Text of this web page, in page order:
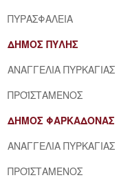
ΠΥΡΑΣΦΑΛΕΙΑ
ΔΗΜΟΣ ΠΥΛΗΣ
ΑΝΑΓΓΕΛΙΑ ΠΥΡΚΑΓΙΑΣ
ΠΡΟΪΣΤΑΜΕΝΟΣ
ΔΗΜΟΣ ΦΑΡΚΑΔΟΝΑΣ
ΑΝΑΓΓΕΛΙΑ ΠΥΡΚΑΓΙΑΣ
ΠΡΟΪΣΤΑΜΕΝΟΣ